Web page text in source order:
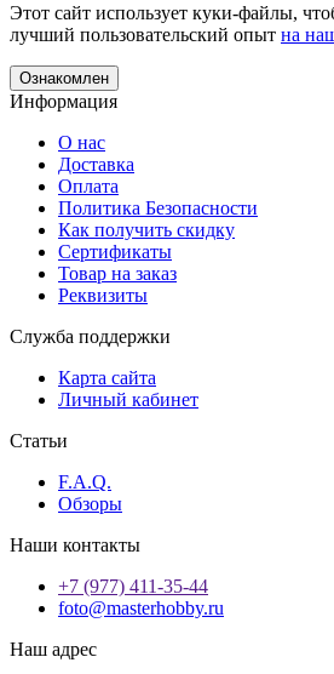
Этот сайт использует куки-файлы,
лучший пользовательский опыт на
Ознакомлен
Информация
О нас
Доставка
Оплата
Политика Безопасности
Как получить скидку
Сертификаты
Товар на заказ
Реквизиты
Служба поддержки
Карта сайта
Личный кабинет
Статьи
F.A.Q.
Обзоры
Наши контакты
+7 (977) 411-35-44
foto@masterhobby.ru
Наш адрес